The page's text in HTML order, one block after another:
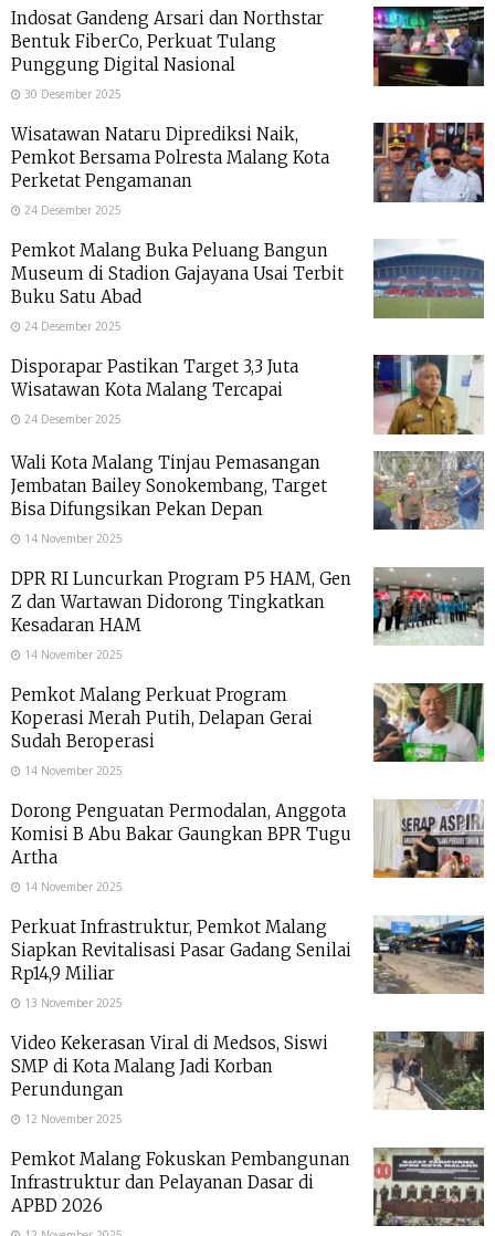
Indosat Gandeng Arsari dan Northstar
Bentuk FiberCo, Perkuat Tulang
Punggung Digital Nasional
30 Desember 2025
Wisatawan Nataru Diprediksi Naik,
Pemkot Bersama Polresta Malang Kota
Perketat Pengamanan
24 Desember 2025
Pemkot Malang Buka Peluang Bangun
Museum di Stadion Gajayana Usai Terbit
Buku Satu Abad
24 Desember 2025
Disporapar Pastikan Target 3,3 Juta
Wisatawan Kota Malang Tercapai
24 Desember 2025
Wali Kota Malang Tinjau Pemasangan
Jembatan Bailey Sonokembang, Target
Bisa Difungsikan Pekan Depan
14 November 2025
DPR RI Luncurkan Program P5 HAM, Gen
Z dan Wartawan Didorong Tingkatkan
Kesadaran HAM
14 November 2025
Pemkot Malang Perkuat Program
Koperasi Merah Putih, Delapan Gerai
Sudah Beroperasi
14 November 2025
Dorong Penguatan Permodalan, Anggota
Komisi B Abu Bakar Gaungkan BPR Tugu
Artha
14 November 2025
Perkuat Infrastruktur, Pemkot Malang
Siapkan Revitalisasi Pasar Gadang Senilai
Rp14,9 Miliar
13 November 2025
Video Kekerasan Viral di Medsos, Siswi
SMP di Kota Malang Jadi Korban
Perundungan
12 November 2025
Pemkot Malang Fokuskan Pembangunan
Infrastruktur dan Pelayanan Dasar di
APBD 2026